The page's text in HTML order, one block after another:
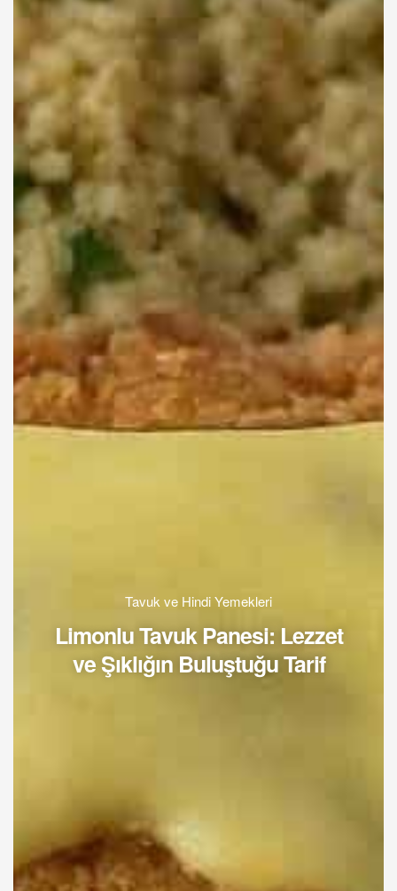
Tavuk ve Hindi Yemekleri
Limonlu Tavuk Panesi: Lezzet
ve Şıklığın Buluştuğu Tarif